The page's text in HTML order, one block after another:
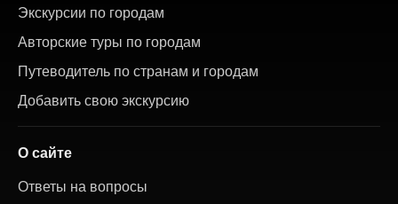
Экскурсии по городам
Авторские туры по городам
Путеводитель по странам и городам
Добавить свою экскурсию
О сайте
Ответы на вопросы